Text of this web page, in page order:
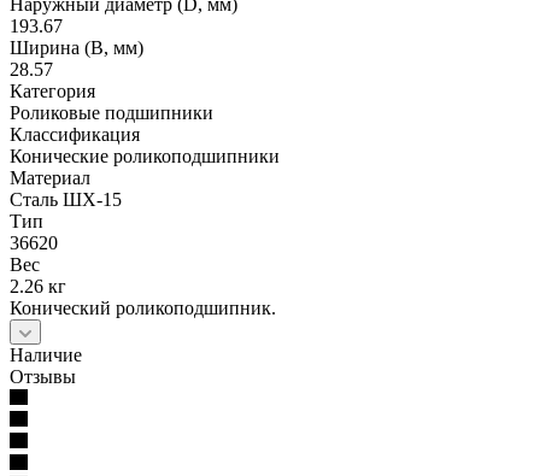
Наружный диаметр (D, мм)
193.67
Ширина (B, мм)
28.57
Категория
Роликовые подшипники
Классификация
Конические роликоподшипники
Материал
Сталь ШХ-15
Тип
36620
Вес
2.26 кг
Конический роликоподшипник.
Наличие
Отзывы